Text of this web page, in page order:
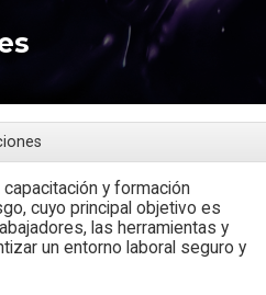
y formación
cuyo principal objetivo es
las herramientas y
un entorno laboral seguro y
Artículo